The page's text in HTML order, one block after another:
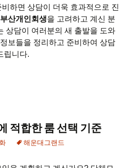
하면 상담이 더욱 효과적으로 진
부산개인회생을 고려하고 계신 분
상담이 여러분의 새 출발을 도와
보들을 정리하고 준비하여 상담
립니다.
적합한 룸 선택 기준
해운대그랜드